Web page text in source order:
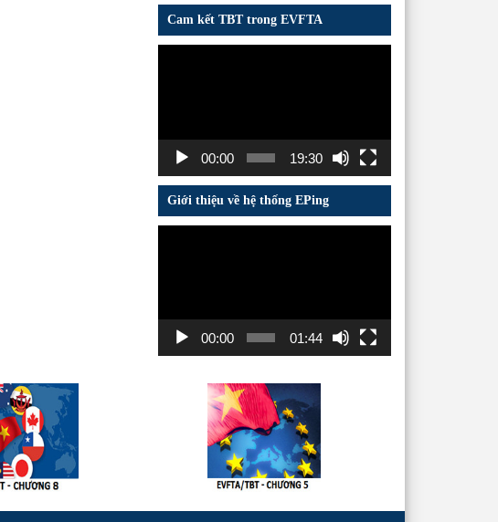
Cam kết TBT trong EVFTA
00:00 19:30
Giới thiệu về hệ thống EPing
00:00 01:44